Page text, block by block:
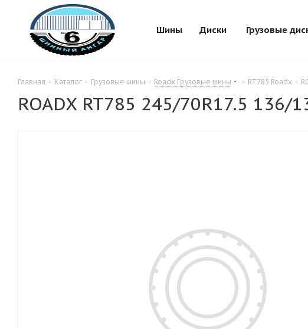
Шины Диски Грузовые
Главная - Каталог - Грузовые шины - Roadx Грузовые шины - RT785 Roadx -
ROADX RT785 245/70R17.5 136/